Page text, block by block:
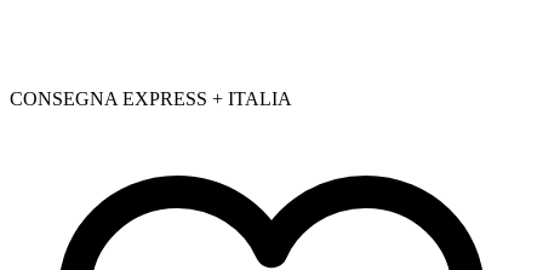
CONSEGNA EXPRESS + ITALIA